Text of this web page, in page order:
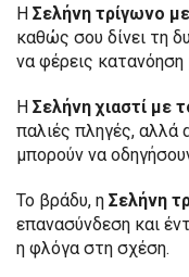
Η Σελήνη τρίγωνο
καθώς σου δίνει τη
να φέρεις
Η Σελήνη χιαστί με
παλιές πληγές, αλλά
μπορούν να
Το βράδυ, η Σελήνη
επανασύνδεση και
η φλόγα στη σχέση.